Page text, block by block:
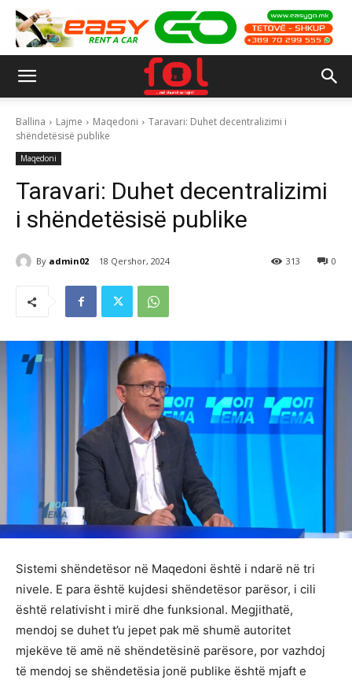
Ballina Lajme Maqedoni
Taravari: Duhet decentralizimi i
shëndetësisë publike
Maqedoni
Taravari: Duhet decentralizimi
i shëndetësisë publike
By admin02 18 Qershor, 2024 0
313
Sistemi shëndetësor në Maqedoni është i ndarë në tri
nivele. E para është kujdesi shëndetësor parësor, i cili
është relativisht i mirë dhe funksional. Megjithatë,
mendoj se duhet t’u jepet pak më shumë autoritet
mjekëve të amë në shëndetësinë parësore, por vazhdoj
të mendoj se shëndetësia jonë publike është mjaft e